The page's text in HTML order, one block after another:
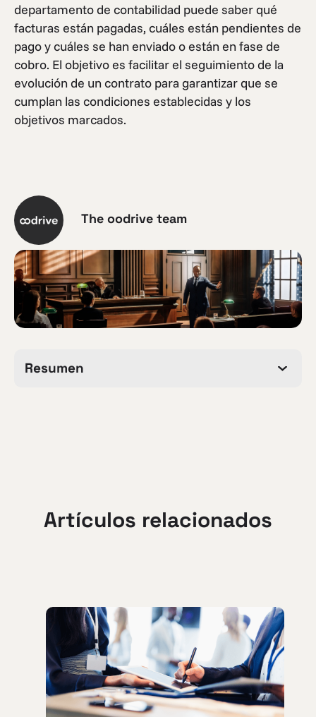
departamento de contabilidad puede saber qué
facturas están pagadas, cuáles están pendientes de
pago y cuáles se han enviado o están en fase de
cobro. El objetivo es facilitar el seguimiento de la
evolución de un contrato para garantizar que se
cumplan las condiciones establecidas y los
objetivos marcados.
The oodrive team
Resumen
Artículos relacionados